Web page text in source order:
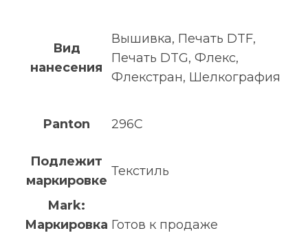
Вид
нанесения
Вышивка, Печать DTF,
Печать DTG, Флекс,
Флекстран, Шелкография
Panton 296C
Подлежит
маркировке
Текстиль
Mark:
Маркировка Готов к продаже